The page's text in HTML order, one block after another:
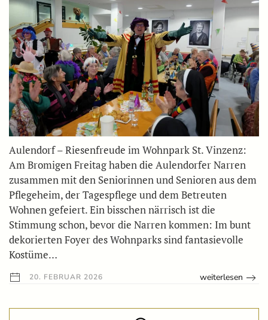
Aulendorf – Riesenfreude im Wohnpark St. Vinzenz:
Am Bromigen Freitag haben die Aulendorfer Narren
zusammen mit den Seniorinnen und Senioren aus dem
Pflegeheim, der Tagespflege und dem Betreuten
Wohnen gefeiert. Ein bisschen närrisch ist die
Stimmung schon, bevor die Narren kommen: Im bunt
dekorierten Foyer des Wohnparks sind fantasievolle
Kostüme…
20. FEBRUAR 2026 weiterlesen